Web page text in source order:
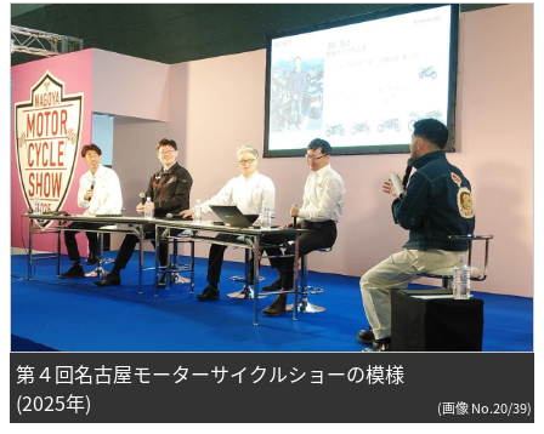
第４回名古屋モーターサイクルショーの模様
(2025年)
(画像 No.20/39)